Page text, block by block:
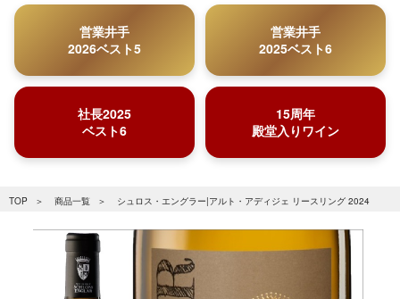
営業井手
2026ベスト5
営業井手
2025ベスト6
社長2025
ベスト6
15周年
殿堂入りワイン
TOP 商品一覧 シュロス・エングラー|アルト・アディジェ リースリング 2024